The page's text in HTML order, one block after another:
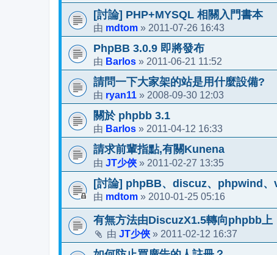
[討論] PHP+MYSQL 相關入門書本
由 mdtom » 2011-07-26 16:43
PhpBB 3.0.9 即將發布
由 Barlos » 2011-06-21 11:52
請問一下大家架的站是用什麼設備?
由 ryan11 » 2008-09-30 12:03
關於 phpbb 3.1
由 Barlos » 2011-04-12 16:33
請求前輩指點,有關Kunena
由 JT少俠 » 2011-02-27 13:35
[討論] phpBB、discuz、phpwind、
由 mdtom » 2010-01-25 05:16
有無方法由DiscuzX1.5轉向phpbb上
由 JT少俠 » 2011-02-12 16:37